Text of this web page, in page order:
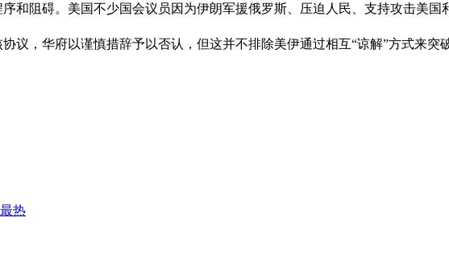
和阻碍。美国不少国会议员因为伊朗军援俄罗斯、压迫人民、支持攻击美国
议，华府以谨慎措辞予以否认，但这并不排除美伊通过相互“谅解”方式来突
热